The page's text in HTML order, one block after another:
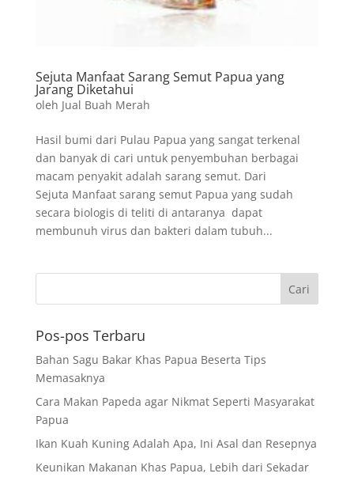
Sejuta Manfaat Sarang Semut Papua yang
Jarang Diketahui
oleh Jual Buah Merah
Hasil bumi dari Pulau Papua yang sangat terkenal
dan banyak di cari untuk penyembuhan berbagai
macam penyakit adalah sarang semut. Dari
Sejuta Manfaat sarang semut Papua yang sudah
secara biologis di teliti di antaranya dapat
membunuh virus dan bakteri dalam tubuh...
Pos-pos Terbaru
Bahan Sagu Bakar Khas Papua Beserta Tips
Memasaknya
Cara Makan Papeda agar Nikmat Seperti Masyarakat
Papua
Ikan Kuah Kuning Adalah Apa, Ini Asal dan Resepnya
Keunikan Makanan Khas Papua, Lebih dari Sekadar